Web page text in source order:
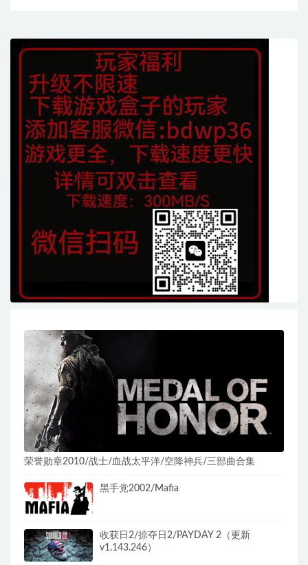
荣誉勋章2010/战士/血战太平洋/空降神兵/三部曲合集
黑手党2002/Mafia
收获日2/掠夺日2/PAYDAY 2（更新
v1.143.246）